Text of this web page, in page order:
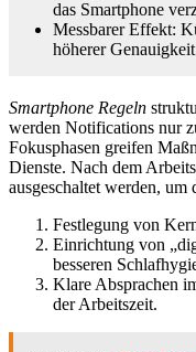
das Smartphone
Messbarer Effekt:
höherer
Smartphone Regeln
werden Notifications nur
Fokusphasen greifen
Dienste. Nach dem
ausgeschaltet werden,
Festlegung von
Einrichtung von
besseren
Klare Absprachen
der Arbeitszeit.